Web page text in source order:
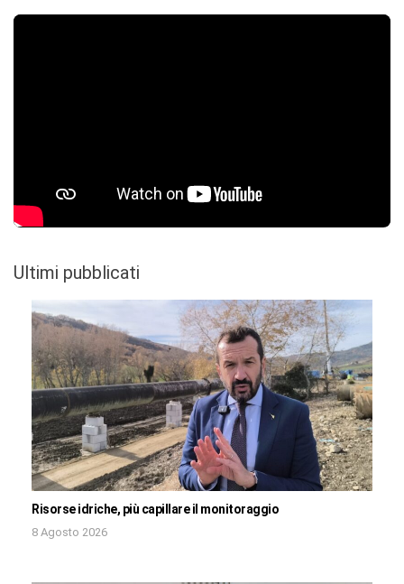
Ultimi pubblicati
Risorse idriche, più capillare il monitoraggio
8 Agosto 2026